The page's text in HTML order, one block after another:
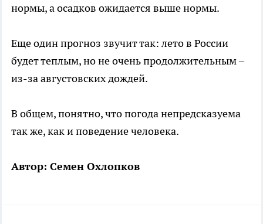
нормы, а осадков ожидается выше нормы.
Еще один прогноз звучит так: лето в России
будет теплым, но не очень продолжительным –
из-за августовских дождей.
В общем, понятно, что погода непредсказуема
так же, как и поведение человека.
Автор: Семен Охлопков